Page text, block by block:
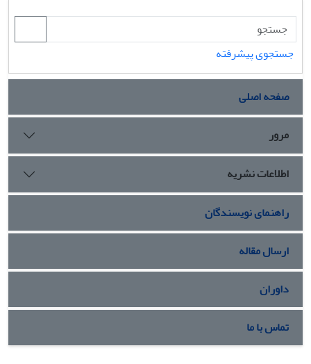
جستجوی پیشرفته
صفحه اصلی
مرور
اطلاعات نشریه
راهنمای نویسندگان
ارسال مقاله
داوران
تماس با ما